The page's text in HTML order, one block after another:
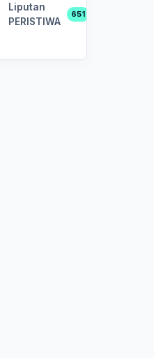
Liputan
PERISTIWA
651